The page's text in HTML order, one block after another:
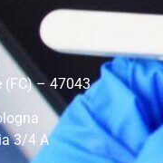
(FC) – 47043
3/4 A